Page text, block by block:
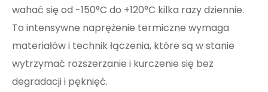
wahać się od -150°C do +120°C kilka razy dziennie.
To intensywne naprężenie termiczne wymaga
materiałów i technik łączenia, które są w stanie
wytrzymać rozszerzanie i kurczenie się bez
degradacji i pęknięć.